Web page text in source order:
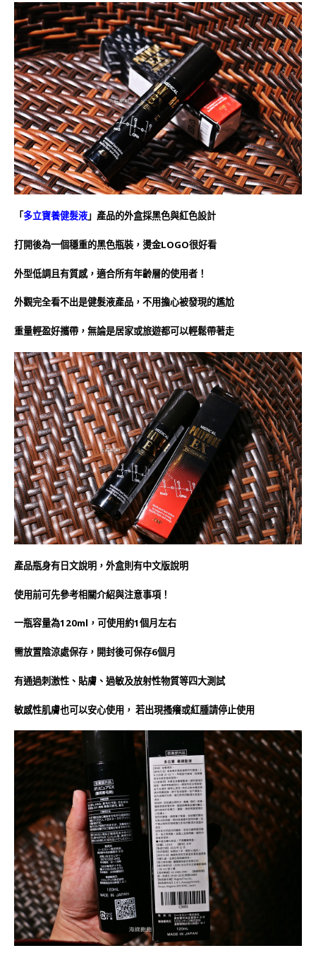
「多立寶養健髮液」產品的外盒採黑色與紅色設計
打開後為一個穩重的黑色瓶裝，燙金LOGO很好看
外型低調且有質感，適合所有年齡層的使用者！
外觀完全看不出是健髮液產品，不用擔心被發現的尷尬
重量輕盈好攜帶，無論是居家或旅遊都可以輕鬆帶著走
產品瓶身有日文說明，外盒則有中文版說明
使用前可先參考相關介紹與注意事項！
一瓶容量為120ml，可使用約1個月左右
需放置陰涼處保存，開封後可保存6個月
有通過刺激性、貼膚、過敏及放射性物質等四大測試
敏感性肌膚也可以安心使用， 若出現搔癢或紅腫請停止使用